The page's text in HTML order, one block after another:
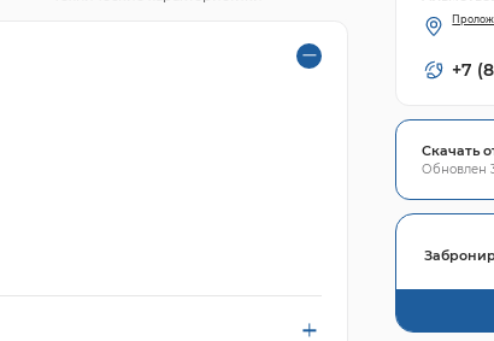
+7
Скачать
Обновлен